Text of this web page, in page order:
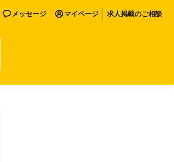
メッセージ マイページ 求人掲載のご相談